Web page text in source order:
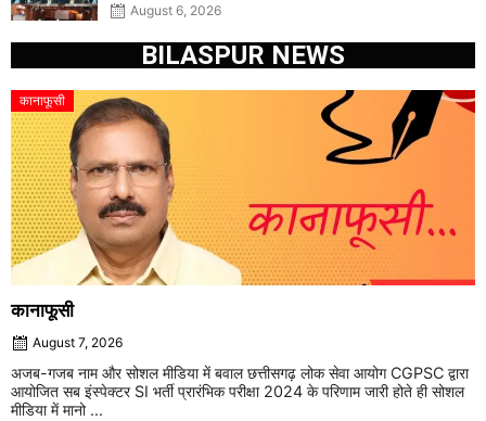
August 6, 2026
BILASPUR NEWS
कानाफूसी
कानाफूसी
August 7, 2026
अजब-गजब नाम और सोशल मीडिया में बवाल छत्तीसगढ़ लोक सेवा आयोग CGPSC द्वारा
आयोजित सब इंस्पेक्टर SI भर्ती प्रारंभिक परीक्षा 2024 के परिणाम जारी होते ही सोशल
मीडिया में मानो ...